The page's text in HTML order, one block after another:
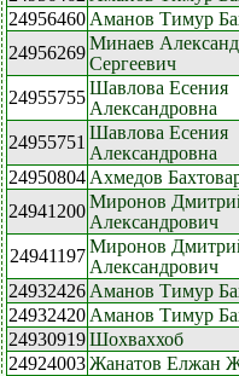
24956460 Аманов Тимур
24956269Минаев
Сергеевич
24955755Шавлова Есения
Александровна
24955751 Шавлова Есения
Александровна
24950804 Ахмедов
24941200Миронов
Александрович
24941197 Миронов
Александрович
24932426 Аманов Тимур
24932420 Аманов Тимур
24930919Шохваххоб
24924003Жанатов Елжан